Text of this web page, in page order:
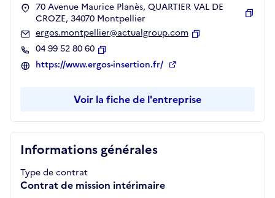
Informations générales
Type de contrat
Contrat de mission intérimaire
70 Avenue Maurice Planès, QUARTIER VAL DE
CROZE, 34070 Montpellier
ergos.montpellier@actualgroup.com
04 99 52 80 60
Copier
https://www.ergos-insertion.fr/
Voir la fiche de l'entreprise